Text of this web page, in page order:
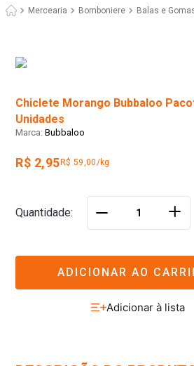
Mercearia Bomboniere Balas e
Chiclete Morango Bubbaloo
Unidades
Bubbaloo
R$ 2,95 R$ 59,00/kg
Quantidade ＋
ADICIONAR AO